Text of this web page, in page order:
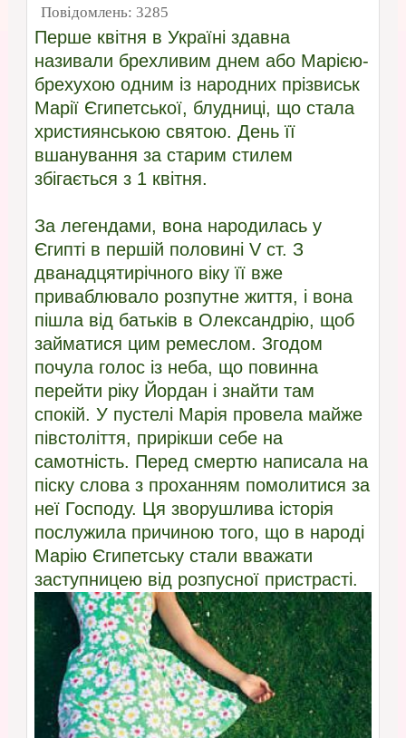
Повідомлень: 3285
Перше квітня в Україні здавна
називали брехливим днем або Марією-
брехухою одним із народних прізвиськ
Марії Єгипетської, блудниці, що стала
християнською святою. День її
вшанування за старим стилем
збігається з 1 квітня.
За легендами, вона народилась у
Єгипті в першій половині V ст. З
дванадцятирічного віку її вже
приваблювало розпутне життя, і вона
пішла від батьків в Олександрію, щоб
займатися цим ремеслом. Згодом
почула голос із неба, що повинна
перейти ріку Йордан і знайти там
спокій. У пустелі Марія провела майже
півстоліття, прирікши себе на
самотність. Перед смертю написала на
піску слова з проханням помолитися за
неї Господу. Ця зворушлива історія
послужила причиною того, що в народі
Марію Єгипетську стали вважати
заступницею від розпусної пристрасті.